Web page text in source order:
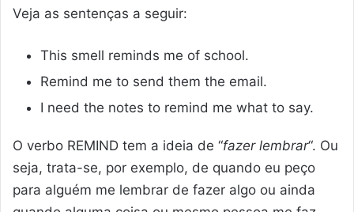
Veja as sentenças a seguir:
This smell reminds me of school.
Remind me to send them the email.
I need the notes to remind me what to say.
O verbo REMIND tem a ideia de “fazer lembrar“. Ou
seja, trata-se, por exemplo, de quando eu peço
para alguém me lembrar de fazer algo ou ainda